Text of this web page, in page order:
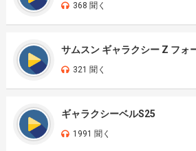
368 聞く
サムスン ギャラクシー Z フォ
321 聞く
ギャラクシーベルS25
1991 聞く